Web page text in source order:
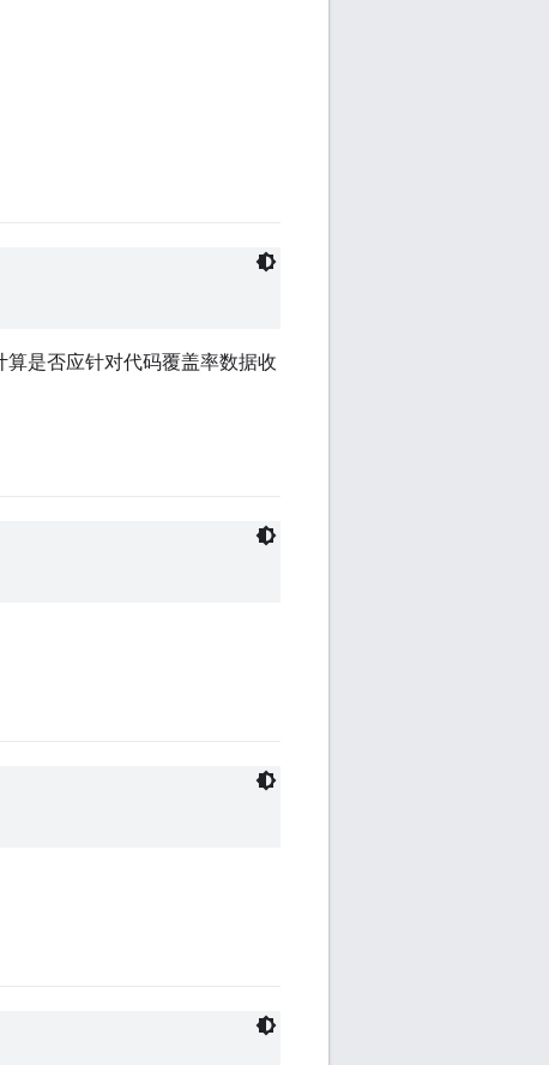
是否应针对代码覆盖率数据收